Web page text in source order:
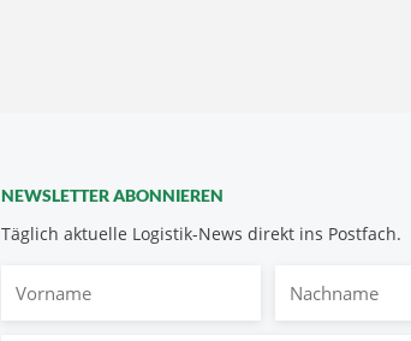
NEWSLETTER ABONNIEREN
Täglich aktuelle Logistik-News direkt ins Postfach.